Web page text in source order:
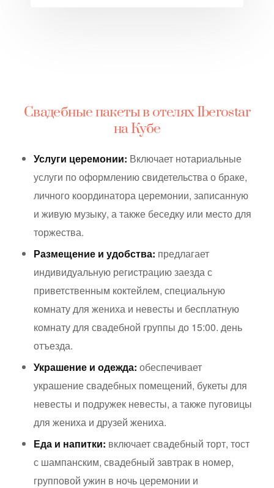
Свадебные пакеты в отелях Iberostar
на Кубе
Услуги церемонии: Включает нотариальные
услуги по оформлению свидетельства о браке,
личного координатора церемонии, записанную
и живую музыку, а также беседку или место для
торжества.
Размещение и удобства: предлагает
индивидуальную регистрацию заезда с
приветственным коктейлем, специальную
комнату для жениха и невесты и бесплатную
комнату для свадебной группы до 15:00. день
отъезда.
Украшение и одежда: обеспечивает
украшение свадебных помещений, букеты для
невесты и подружек невесты, а также пуговицы
для жениха и друзей жениха.
Еда и напитки: включает свадебный торт, тост
с шампанским, свадебный завтрак в номер,
групповой ужин в ночь церемонии и